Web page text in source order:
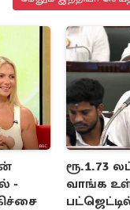
-
ரூ.1.73
வாங்க